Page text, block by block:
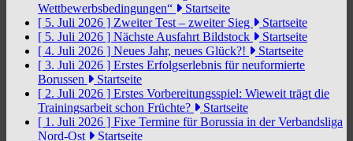
Wettbewerbsbedingungen“
Startseite
[ 5. Juli 2026 ] Zweiter Test – zweiter Sieg
Startseite
[ 5. Juli 2026 ] Nächste Ausfahrt Bildstock
Startseite
[ 4. Juli 2026 ] Neues Jahr, neues Glück?!
Startseite
[ 3. Juli 2026 ] Erstes Erfolgserlebnis für neuformierte
Borussen
Startseite
[ 2. Juli 2026 ] Erstes Vorbereitungsspiel: Wieweit trägt die
Trainingsarbeit schon Früchte?
Startseite
[ 1. Juli 2026 ] Fixe Termine für Borussia in der Verbandsliga
Nord-Ost
Startseite